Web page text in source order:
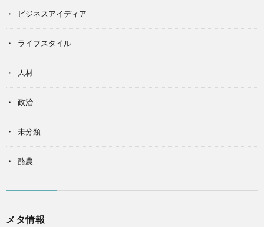
ビジネスアイディア
ライフスタイル
人材
政治
未分類
酪農
メタ情報